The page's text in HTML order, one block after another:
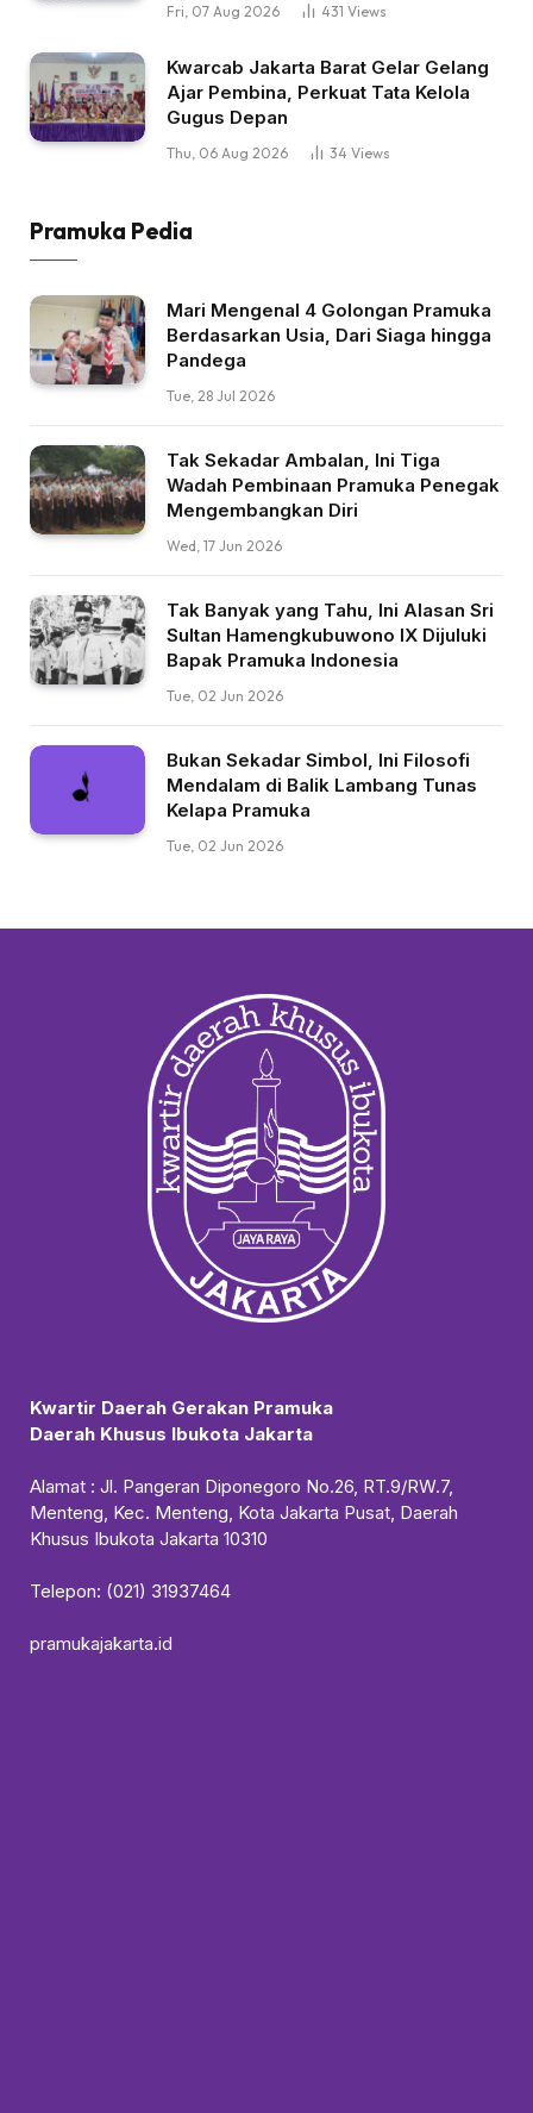
Fri, 07 Aug 2026 431 Views
Kwarcab Jakarta Barat Gelar Gelang
Ajar Pembina, Perkuat Tata Kelola
Gugus Depan
Thu, 06 Aug 2026 34 Views
Pramuka Pedia
Mari Mengenal 4 Golongan Pramuka
Berdasarkan Usia, Dari Siaga hingga
Pandega
Tue, 28 Jul 2026
Tak Sekadar Ambalan, Ini Tiga
Wadah Pembinaan Pramuka Penegak
Mengembangkan Diri
Wed, 17 Jun 2026
Tak Banyak yang Tahu, Ini Alasan Sri
Sultan Hamengkubuwono IX Dijuluki
Bapak Pramuka Indonesia
Tue, 02 Jun 2026
Bukan Sekadar Simbol, Ini Filosofi
Mendalam di Balik Lambang Tunas
Kelapa Pramuka
Tue, 02 Jun 2026
Kwartir Daerah Gerakan Pramuka
Daerah Khusus Ibukota Jakarta
Alamat : Jl. Pangeran Diponegoro No.26, RT.9/RW.7,
Menteng, Kec. Menteng, Kota Jakarta Pusat, Daerah
Khusus Ibukota Jakarta 10310
Telepon: (021) 31937464
pramukajakarta.id